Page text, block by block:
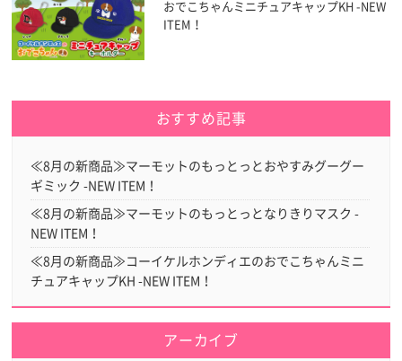
おでこちゃんミニチュアキャップKH -NEW
ITEM！
おすすめ記事
≪8月の新商品≫マーモットのもっとっとおやすみグーグー
ギミック -NEW ITEM！
≪8月の新商品≫マーモットのもっとっとなりきりマスク -
NEW ITEM！
≪8月の新商品≫コーイケルホンディエのおでこちゃんミニ
チュアキャップKH -NEW ITEM！
アーカイブ